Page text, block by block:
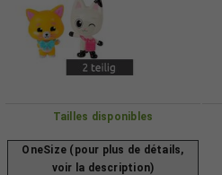
Tailles disponibles
OneSize (pour plus de détails,
voir la description)